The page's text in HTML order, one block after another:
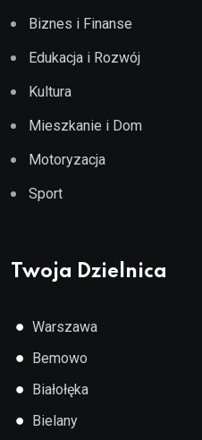
Biznes i Finanse
Edukacja i Rozwój
Kultura
Mieszkanie i Dom
Motoryzacja
Sport
Twoja Dzielnica
● Warszawa
● Bemowo
● Białołęka
● Bielany